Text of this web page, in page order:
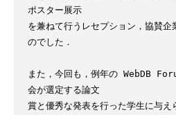
ポスター展示
を兼ねて行うレセプション，協賛企
のでした．
また，今回も，例年の WebDB
会が選定する論文
賞と優秀な発表を行った学生に与え